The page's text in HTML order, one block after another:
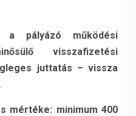
pályázó működési
visszafizetési
juttatás – vissza
.
mértéke: minimum 400